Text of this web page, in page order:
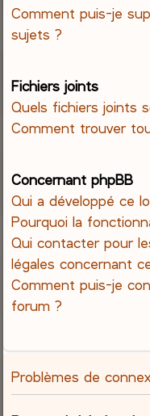
Comment puis-je
sujets ?
Fichiers joints
Quels fichiers joints
Comment trouver
Concernant phpBB
Qui a développé ce
Pourquoi la
Qui contacter pour
légales concernant
Comment puis-je
forum ?
Problèmes de